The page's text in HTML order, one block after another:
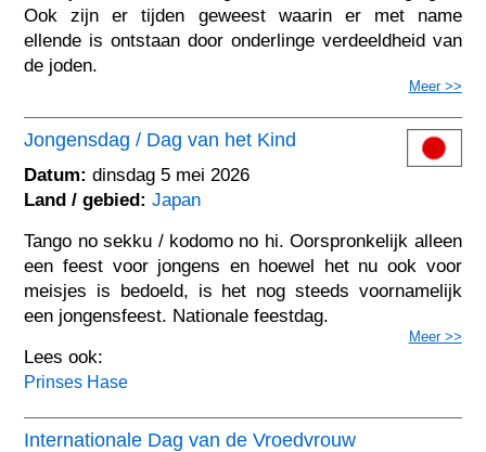
Ook zijn er tijden geweest waarin er met name
ellende is ontstaan door onderlinge verdeeldheid van
de joden.
Meer >>
Jongensdag / Dag van het Kind
Datum: dinsdag 5 mei 2026
Land / gebied: Japan
Tango no sekku / kodomo no hi. Oorspronkelijk alleen
een feest voor jongens en hoewel het nu ook voor
meisjes is bedoeld, is het nog steeds voornamelijk
een jongensfeest. Nationale feestdag.
Meer >>
Lees ook:
Prinses Hase
Internationale Dag van de Vroedvrouw